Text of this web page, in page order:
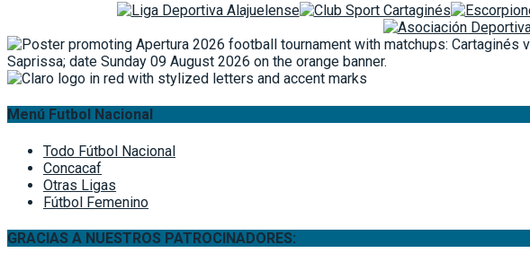
Menú Futbol Nacional
Todo Fútbol Nacional
Concacaf
Otras Ligas
Fútbol Femenino
GRACIAS A NUESTROS PATROCINADORES: